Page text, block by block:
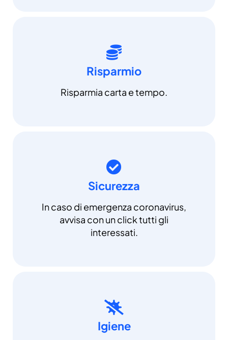
Risparmio
Risparmia carta e tempo.
Sicurezza
In caso di emergenza coronavirus,
avvisa con un click tutti gli
interessati.
Igiene